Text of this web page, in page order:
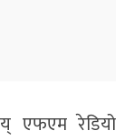
एफएम रेडियो